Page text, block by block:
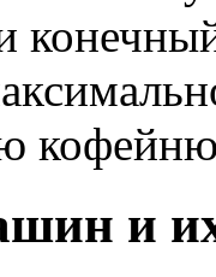
и их